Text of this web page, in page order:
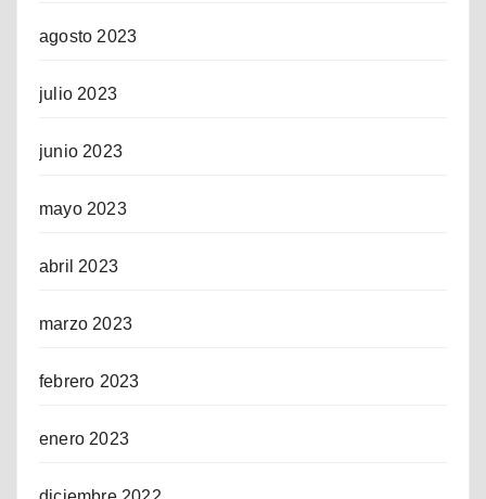
agosto 2023
julio 2023
junio 2023
mayo 2023
abril 2023
marzo 2023
febrero 2023
enero 2023